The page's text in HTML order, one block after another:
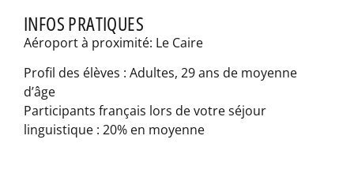
INFOS PRATIQUES
Aéroport à proximité: Le Caire
Profil des élèves : Adultes, 29 ans de moyenne
d’âge
Participants français lors de votre séjour
linguistique : 20% en moyenne